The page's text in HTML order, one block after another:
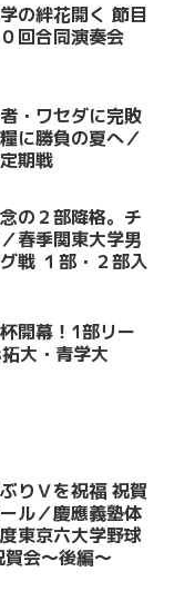
の絆花開く 節目
回合同演奏会
・ワセダに完敗
に勝負の夏へ／
期戦
の２部降格。チ
春季関東大学男
戦 １部・２部入
開幕！1部リー
大・青学大
りＶを祝福 祝賀
ル／慶應義塾体
東京六大学野球
会～後編～